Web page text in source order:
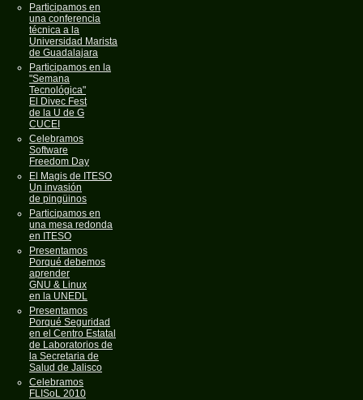
Participamos en
una conferencia
técnica a la
Universidad Marista
de Guadalajara
Participamos en la
"Semana
Tecnológica"
El Divec Fest
de la U de G
CUCEI
Celebramos
Software
Freedom Day
El Magis de ITESO
Un invasión
de pingüinos
Participamos en
una mesa redonda
en ITESO
Presentamos
Porqué debemos
aprender
GNU & Linux
en la UNEDL
Presentamos
Porqué Seguridad
en el Centro Estatal
de Laboratorios de
la Secretaria de
Salud de Jalisco
Celebramos
FLISoL 2010